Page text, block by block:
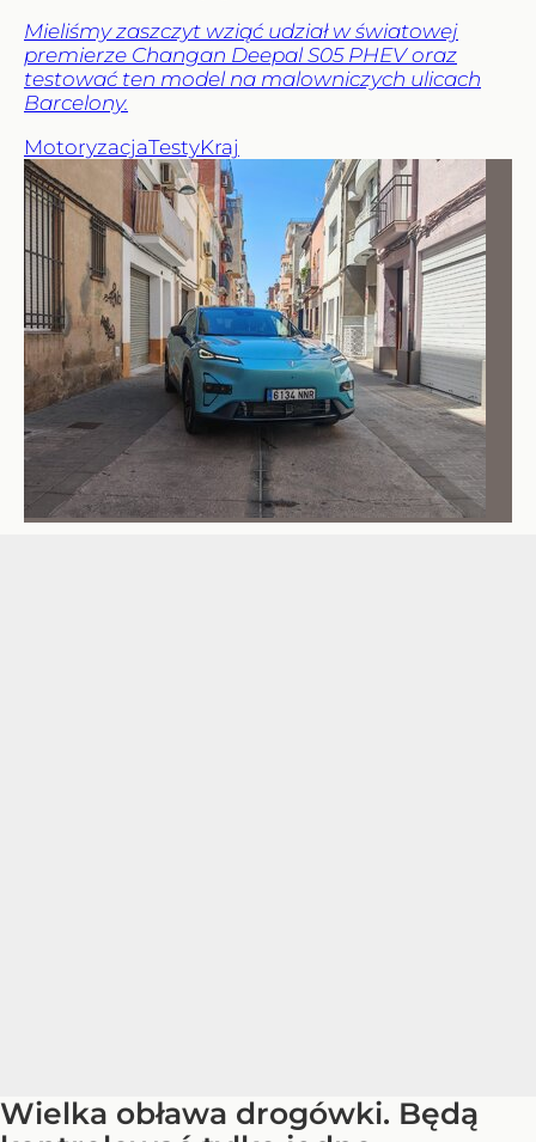
Mieliśmy zaszczyt wziąć udział w światowej
premierze Changan Deepal S05 PHEV oraz
testować ten model na malowniczych ulicach
Barcelony.
MotoryzacjaTestyKraj
Wielka obława drogówki. Będą